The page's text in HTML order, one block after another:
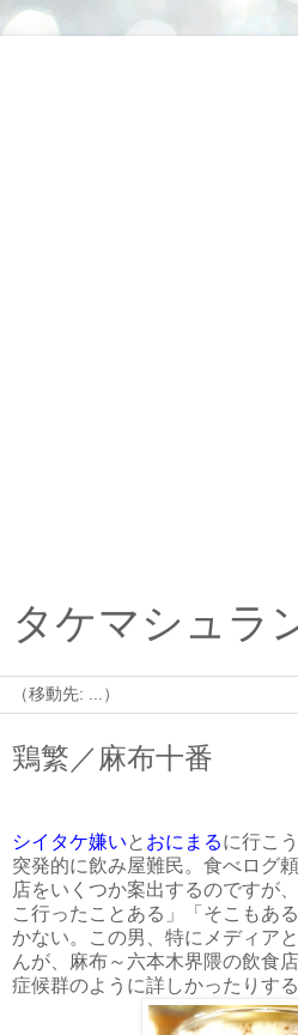
タケマシュラ
鶏繁／麻布十番
シイタケ嫌い と おにまるに行こ
突発的に飲み屋難民。食べログ
店をいくつか案出するのですが
こ行ったことある」「そこもあ
かない。この男、特にメディア
んが、麻布～六本木界隈の飲食
症候群のように詳しかったりする